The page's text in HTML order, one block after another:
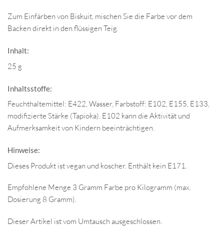
Zum Einfärben von Biskuit, mischen Sie die Farbe vor dem
Backen direkt in den flüssigen Teig.
Inhalt:
25 g
Inhaltsstoffe:
Feuchthaltemittel: E422, Wasser, Farbstoff: E102, E155, E133,
modifizierte Stärke (Tapioka). E102 kann die Aktivität und
Aufmerksamkeit von Kindern beeinträchtigen.
Hinweise:
Dieses Produkt ist vegan und koscher. Enthält kein E171.
Empfohlene Menge 3 Gramm Farbe pro Kilogramm (max.
Dosierung 8 Gramm).
Dieser Artikel ist vom Umtausch ausgeschlossen.